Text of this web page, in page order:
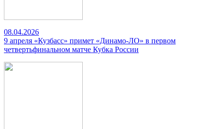
08.04.2026
9 апреля «Кузбасс» примет «Динамо-ЛО» в первом
четвертьфинальном матче Кубка России